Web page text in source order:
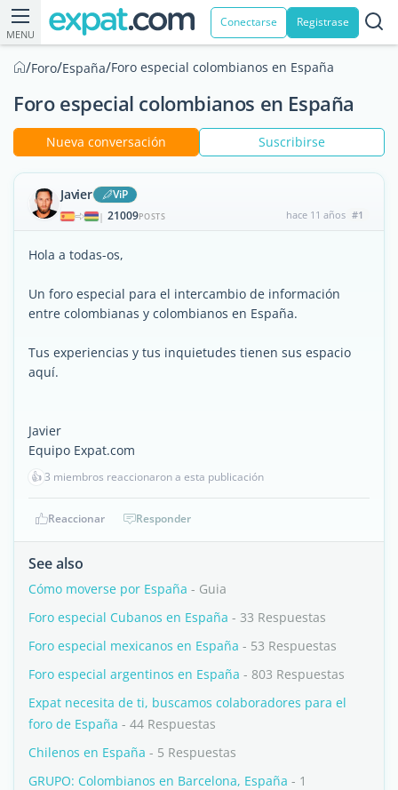
MENU
Conectarse Registrase
/Foro/España/Foro especial colombianos en España
Foro especial colombianos en España
Nueva conversación Suscribirse
Javier ViP
| 21009POSTS hace 11 años #1
Hola a todas-os,
Un foro especial para el intercambio de información
entre colombianas y colombianos en España.
Tus experiencias y tus inquietudes tienen sus espacio
aquí.
Javier
Equipo Expat.com
👍3 miembros reaccionaron a esta publicación
Reaccionar Responder
See also
Cómo moverse por España - Guia
Foro especial Cubanos en España - 33 Respuestas
Foro especial mexicanos en España - 53 Respuestas
Foro especial argentinos en España - 803 Respuestas
Expat necesita de ti, buscamos colaboradores para el
foro de España - 44 Respuestas
Chilenos en España - 5 Respuestas
GRUPO: Colombianos en Barcelona, España - 1